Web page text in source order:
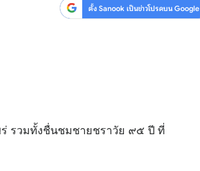
ตั้ง Sanook เป็นข่าวโปรดบน Google
รวมทั้งชื่นชมชายชราวัย ๙๕ ปี ที่